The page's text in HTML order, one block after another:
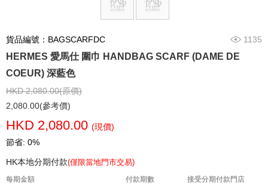
貨品編號：BAGSCARFDC 1135
HERMES 愛馬仕 圍巾 HANDBAG SCARF (DAME DE
COEUR) 深藍色
HKD 2,080.00(原價)
2,080.00(參考價)
HKD 2,080.00 (現價)
節省: 0%
HK本地分期付款(僅限當地門市交易)
每期金額 付款期數 接受分期付款門店